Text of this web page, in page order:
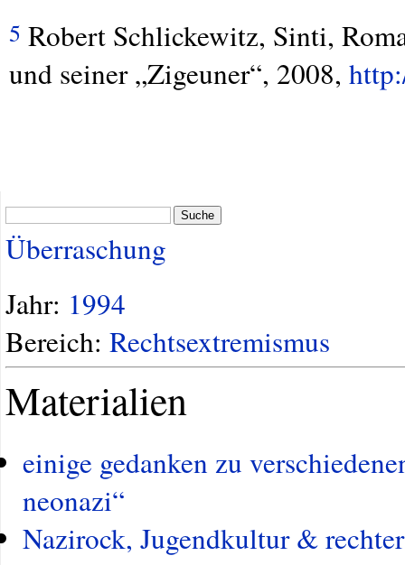
5 Robert Schlickewitz, Sinti,
und seiner „Zigeuner“, 2008,
Suche
Überraschung
Jahr: 1994
Bereich: Rechtsextremismus
Materialien
einige gedanken zu
neonazi“
Nazirock, Jugendkultur &